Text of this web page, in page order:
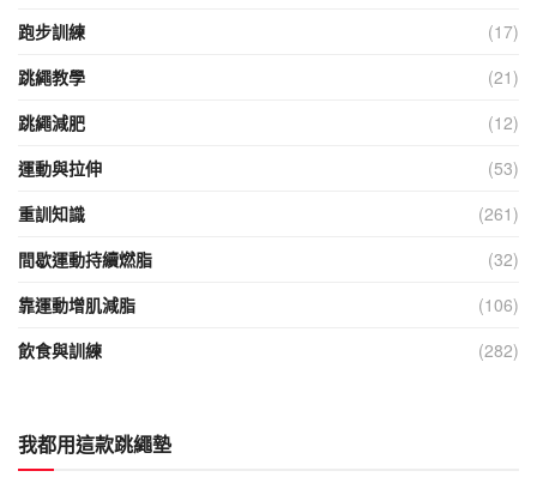
跑步訓練
(17)
跳繩教學
(21)
跳繩減肥
(12)
運動與拉伸
(53)
重訓知識
(261)
間歇運動持續燃脂
(32)
靠運動增肌減脂
(106)
飲食與訓練
(282)
我都用這款跳繩墊